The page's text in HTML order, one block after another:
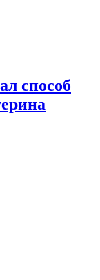
способ